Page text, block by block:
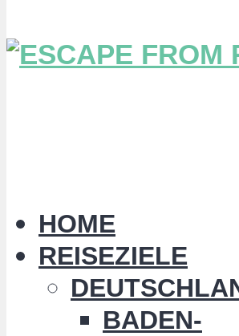
HOME
REISEZIELE
BADEN-